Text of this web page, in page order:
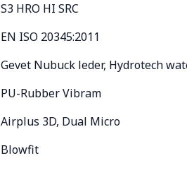
S3 HRO HI SRC
EN ISO 20345:2011
Gevet Nubuck leder, Hydrotech
PU-Rubber Vibram
Airplus 3D, Dual Micro
Blowfit